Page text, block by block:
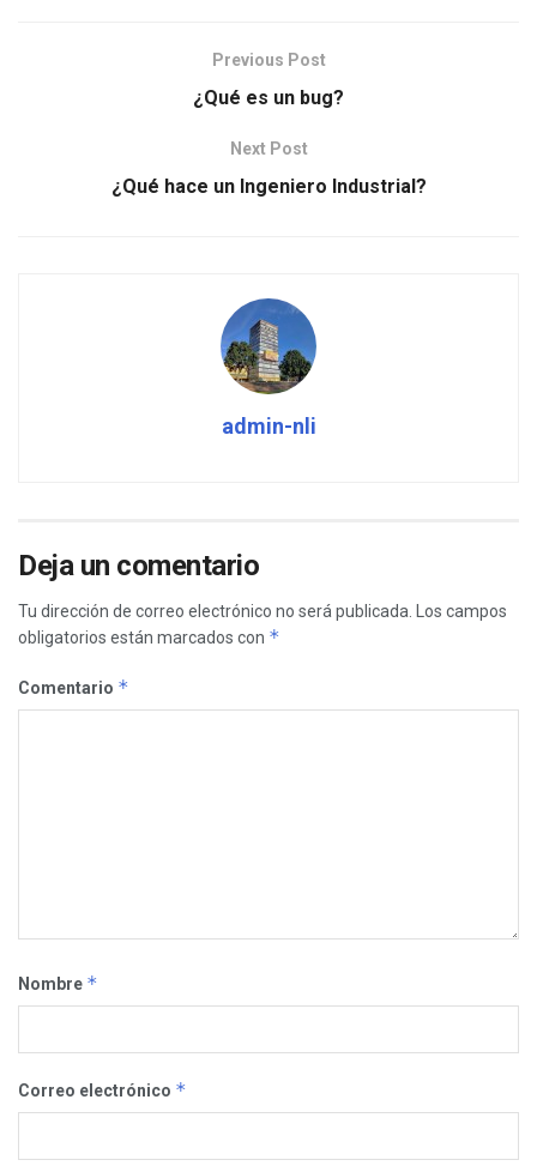
Previous Post
¿Qué es un bug?
Next Post
¿Qué hace un Ingeniero Industrial?
admin-nli
Deja un comentario
Tu dirección de correo electrónico no será publicada. Los campos
obligatorios están marcados con *
Comentario *
Nombre *
Correo electrónico *